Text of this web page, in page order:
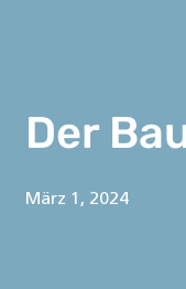
Der
März 1, 2024